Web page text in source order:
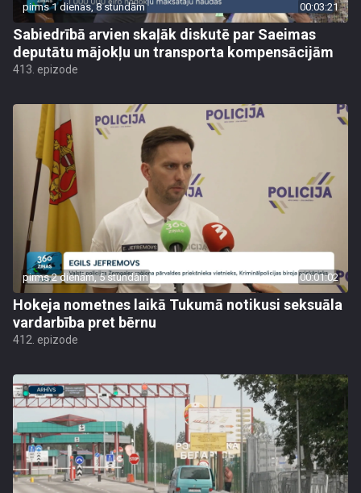
pirms 1 dienas, 8 stundām 00:03:21
Sabiedrībā arvien skaļāk diskutē par Saeimas
deputātu mājokļu un transporta kompensācijām
413. epizode
pirms 2 dienām, 5 stundām 00:01:02
Hokeja nometnes laikā Tukumā notikusi seksuāla
vardarbība pret bērnu
412. epizode